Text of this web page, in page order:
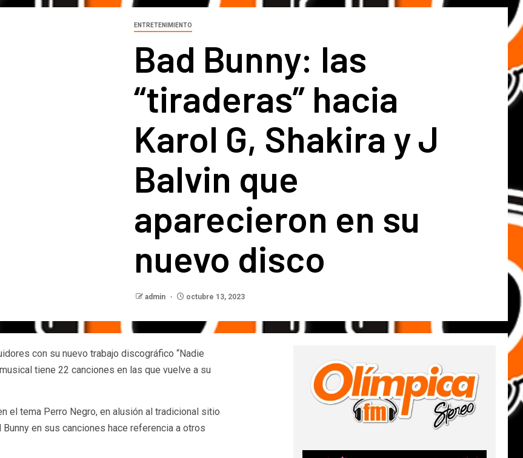
ENTRETENIMIENTO
Bad Bunny: las
“tiraderas” hacia
Karol G, Shakira y J
Balvin que
aparecieron en su
nuevo disco
admin octubre 13, 2023
con su nuevo trabajo discográfico “Nadie
tiene 22 canciones en las que vuelve a su
el tema Perro Negro, en alusión al tradicional sitio
en sus canciones hace referencia a otros